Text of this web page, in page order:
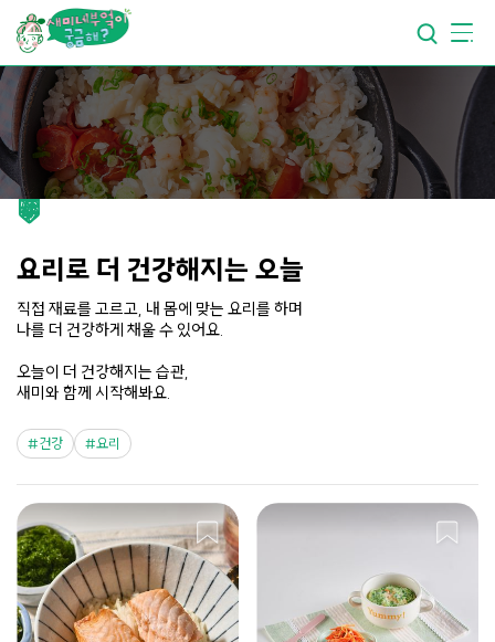
요리가건강해지는부엌
요리가쉬워지는부엌
요리로 더 건강해지는 오늘
직접 재료를 고르고, 내 몸에 맞는 요리를 하며
나를 더 건강하게 채울 수 있어요.
오늘이 더 건강해지는 습관,
새미와 함께 시작해봐요.
건강 요리